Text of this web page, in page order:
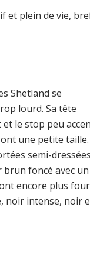
et plein de vie,
Shetland se
lourd. Sa tête
et le stop peu
une petite taille.
semi-
brun foncé avec un
encore plus
noir intense, noir